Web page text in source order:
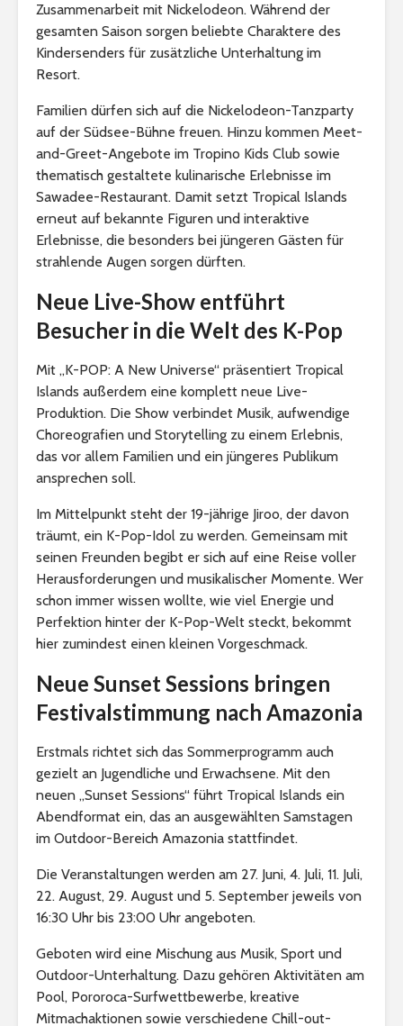
Zusammenarbeit mit Nickelodeon. Während der
gesamten Saison sorgen beliebte Charaktere des
Kindersenders für zusätzliche Unterhaltung im
Resort.
Familien dürfen sich auf die Nickelodeon-Tanzparty
auf der Südsee-Bühne freuen. Hinzu kommen Meet-
and-Greet-Angebote im Tropino Kids Club sowie
thematisch gestaltete kulinarische Erlebnisse im
Sawadee-Restaurant. Damit setzt Tropical Islands
erneut auf bekannte Figuren und interaktive
Erlebnisse, die besonders bei jüngeren Gästen für
strahlende Augen sorgen dürften.
Neue Live-Show entführt
Besucher in die Welt des K-Pop
Mit „K-POP: A New Universe“ präsentiert Tropical
Islands außerdem eine komplett neue Live-
Produktion. Die Show verbindet Musik, aufwendige
Choreografien und Storytelling zu einem Erlebnis,
das vor allem Familien und ein jüngeres Publikum
ansprechen soll.
Im Mittelpunkt steht der 19-jährige Jiroo, der davon
träumt, ein K-Pop-Idol zu werden. Gemeinsam mit
seinen Freunden begibt er sich auf eine Reise voller
Herausforderungen und musikalischer Momente. Wer
schon immer wissen wollte, wie viel Energie und
Perfektion hinter der K-Pop-Welt steckt, bekommt
hier zumindest einen kleinen Vorgeschmack.
Neue Sunset Sessions bringen
Festivalstimmung nach Amazonia
Erstmals richtet sich das Sommerprogramm auch
gezielt an Jugendliche und Erwachsene. Mit den
neuen „Sunset Sessions“ führt Tropical Islands ein
Abendformat ein, das an ausgewählten Samstagen
im Outdoor-Bereich Amazonia stattfindet.
Die Veranstaltungen werden am 27. Juni, 4. Juli, 11. Juli,
22. August, 29. August und 5. September jeweils von
16:30 Uhr bis 23:00 Uhr angeboten.
Geboten wird eine Mischung aus Musik, Sport und
Outdoor-Unterhaltung. Dazu gehören Aktivitäten am
Pool, Pororoca-Surfwettbewerbe, kreative
Mitmachaktionen sowie verschiedene Chill-out-